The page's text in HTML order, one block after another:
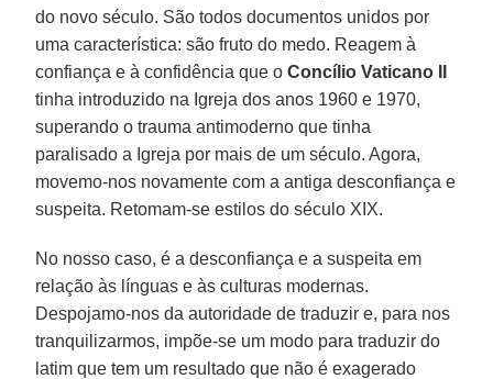
do novo século. São todos documentos unidos por
uma característica: são fruto do medo. Reagem à
confiança e à confidência que oConcílio Vaticano II
tinha introduzido na Igreja dos anos 1960 e 1970,
superando o trauma antimoderno que tinha
paralisado a Igreja por mais de um século. Agora,
movemo-nos novamente com a antiga desconfiança e
suspeita. Retomam-se estilos do século XIX.
No nosso caso, é a desconfiança e a suspeita em
relação às línguas e às culturas modernas.
Despojamo-nos da autoridade de traduzir e, para nos
tranquilizarmos, impõe-se um modo para traduzir do
latim que tem um resultado que não é exagerado